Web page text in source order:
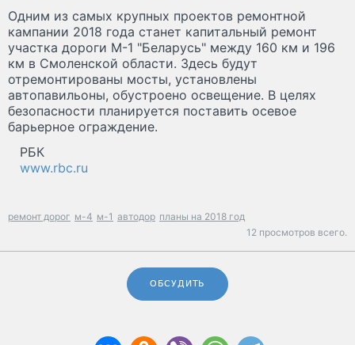
Одним из самых крупных проектов ремонтной
кампании 2018 года станет капитальный ремонт
участка дороги М-1 "Беларусь" между 160 км и 196
км в Смоленской области. Здесь будут
отремонтированы мосты, установлены
автопавильоны, обустроено освещение. В целях
безопасности планируется поставить осевое
барьерное ограждение.
РБК
www.rbc.ru
ремонт дорог м-4 м-1 автодор планы на 2018 год
12 просмотров всего.
ОБСУДИТЬ